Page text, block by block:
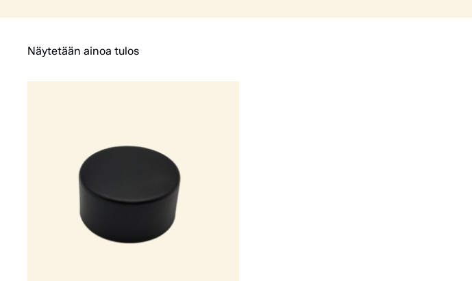
Näytetään ainoa tulos